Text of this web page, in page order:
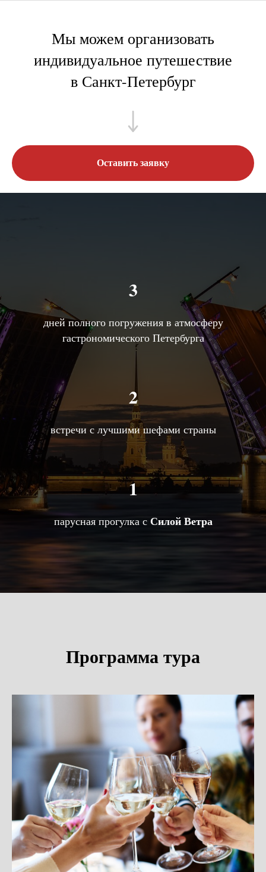
Мы можем организовать
индивидуальное путешествие
в Санкт-Петербург
Оставить заявку
3
дней полного погружения в атмосферу
гастрономического Петербурга
2
встречи с лучшими шефами страны
1
парусная прогулка с Силой Ветра
Программа тура